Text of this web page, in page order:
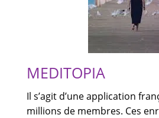
MEDITOPIA
Il s’agit d’une application
millions de membres. Ces